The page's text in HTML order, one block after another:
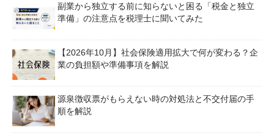
副業から独立する前に知らないと困る「税金と独立
準備」の注意点を税理士に聞いてみた
【2026年10月】社会保険適用拡大で何が変わる？企
業の負担額や準備事項を解説
源泉徴収票がもらえない時の対処法と不交付届の手
順を解説